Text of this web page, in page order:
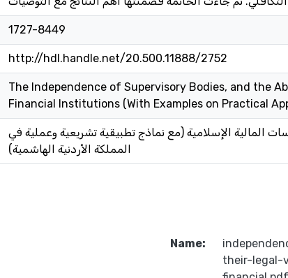
1727-8449
http://hdl.handle.net/20.500.11888/2752
The Independence of Supervisory Bodies, and the
Financial Institutions (With Examples on Practical
المالية الإسلامية (مع نماذج تطبيقية تشريعية وعملية في
المملكة الأردنية الهاشمية)
Name:
their-legal-